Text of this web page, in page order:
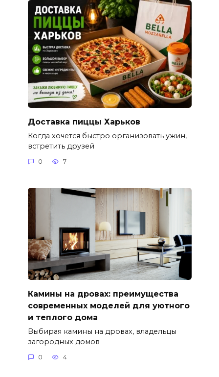
Доставка пиццы Харьков
Когда хочется быстро организовать ужин,
встретить друзей
0 7
Камины на дровах: преимущества
современных моделей для уютного
и теплого дома
Выбирая камины на дровах, владельцы
загородных домов
0 4